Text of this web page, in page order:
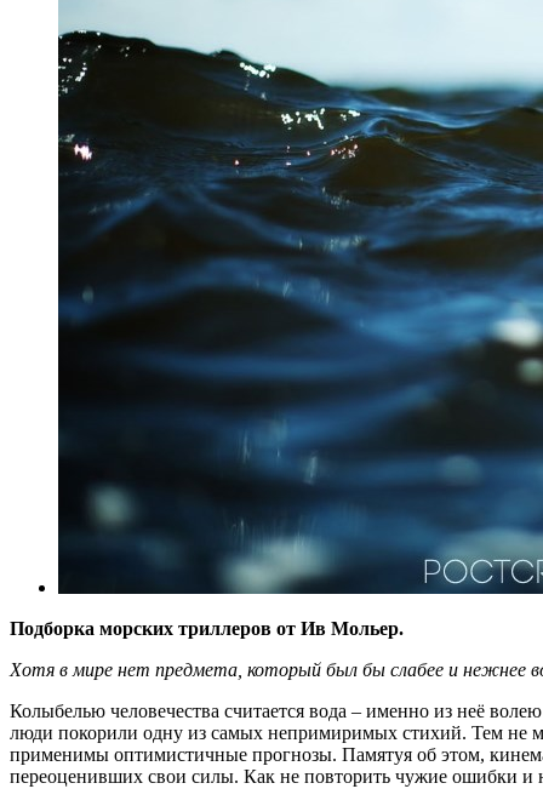
Подборка морских триллеров от Ив Мольер.
Хотя в мире нет предмета, который был бы слабее и
Колыбелью человечества считается вода – именно из неё
люди покорили одну из самых непримиримых стихий. Тем не
применимы оптимистичные прогнозы. Памятуя об этом,
переоценивших свои силы. Как не повторить чужие ошибки и